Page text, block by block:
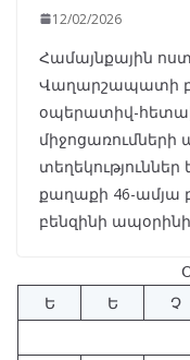
12/02/2026
Համայնքային
Վաղարշապատի
օպերատիվ-
միջոցառումների
քաղաքի 46-ամյա
բենզինի
Ե
Ե Չ